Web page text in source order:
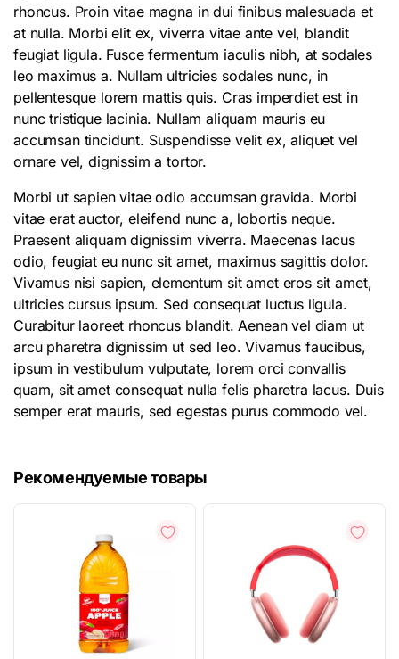
rhoncus. Proin vitae magna in dui finibus malesuada et
at nulla. Morbi elit ex, viverra vitae ante vel, blandit
feugiat ligula. Fusce fermentum iaculis nibh, at sodales
leo maximus a. Nullam ultricies sodales nunc, in
pellentesque lorem mattis quis. Cras imperdiet est in
nunc tristique lacinia. Nullam aliquam mauris eu
accumsan tincidunt. Suspendisse velit ex, aliquet vel
ornare vel, dignissim a tortor.
Morbi ut sapien vitae odio accumsan gravida. Morbi
vitae erat auctor, eleifend nunc a, lobortis neque.
Praesent aliquam dignissim viverra. Maecenas lacus
odio, feugiat eu nunc sit amet, maximus sagittis dolor.
Vivamus nisi sapien, elementum sit amet eros sit amet,
ultricies cursus ipsum. Sed consequat luctus ligula.
Curabitur laoreet rhoncus blandit. Aenean vel diam ut
arcu pharetra dignissim ut sed leo. Vivamus faucibus,
ipsum in vestibulum vulputate, lorem orci convallis
quam, sit amet consequat nulla felis pharetra lacus. Duis
semper erat mauris, sed egestas purus commodo vel.
Рекомендуемые товары